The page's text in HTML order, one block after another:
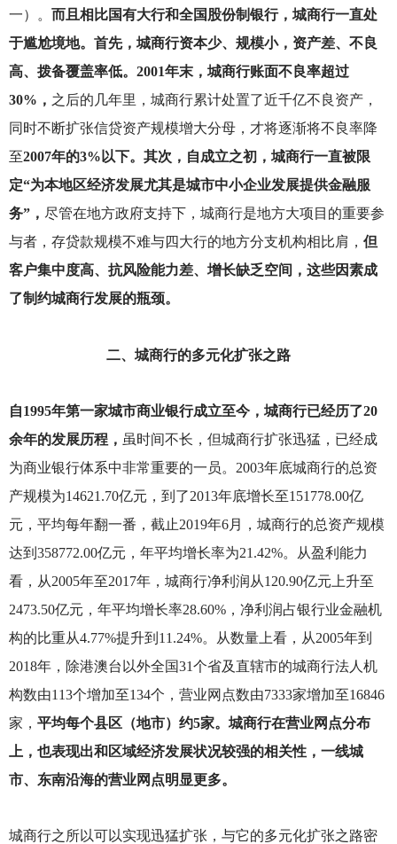
一）。 而且相比国有大行和全国股份制银行，城商行一直处
于尴尬境地。首先，城商行资本少、规模小，资产差、不良
高、拨备覆盖率低。2001年末，城商行账面不良率超过
30%， 之后的几年里，城商行累计处置了近千亿不良资产，
同时不断扩张信贷资产规模增大分母，才将逐渐将不良率降
至2007年的3%以下。其次，自成立之初，城商行一直被限
定“为本地区经济发展尤其是城市中小企业发展提供金融服
务”， 尽管在地方政府支持下，城商行是地方大项目的重要参
与者，存贷款规模不难与四大行的地方分支机构相比肩， 但
客户集中度高、抗风险能力差、增长缺乏空间，这些因素成
了制约城商行发展的瓶颈。
二、城商行的多元化扩张之路
自1995年第一家城市商业银行成立至今，城商行已经历了20
余年的发展历程， 虽时间不长，但城商行扩张迅猛，已经成
为商业银行体系中非常重要的一员。2003年底城商行的总资
产规模为14621.70亿元，到了2013年底增长至151778.00亿
元，平均每年翻一番，截止2019年6月，城商行的总资产规模
达到358772.00亿元，年平均增长率为21.42%。从盈利能力
看，从2005年至2017年，城商行净利润从120.90亿元上升至
2473.50亿元，年平均增长率28.60%，净利润占银行业金融机
构的比重从4.77%提升到11.24%。从数量上看，从2005年到
2018年，除港澳台以外全国31个省及直辖市的城商行法人机
构数由113个增加至134个，营业网点数由7333家增加至16846
家， 平均每个县区（地市）约5家。城商行在营业网点分布
上，也表现出和区域经济发展状况较强的相关性，一线城
市、东南沿海的营业网点明显更多。
城商行之所以可以实现迅猛扩张，与它的多元化扩张之路密